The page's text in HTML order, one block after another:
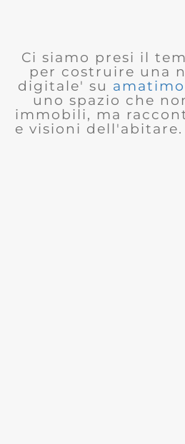
Ci siamo presi il
per costruire una
digitale' su
uno spazio che
immobili, ma
e visioni